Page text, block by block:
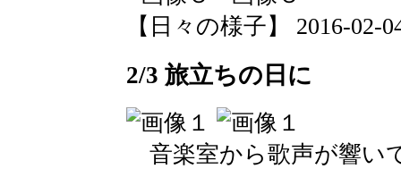
【日々の様子】 2016-02-
2/3 旅立ちの日に
音楽室から歌声が響い